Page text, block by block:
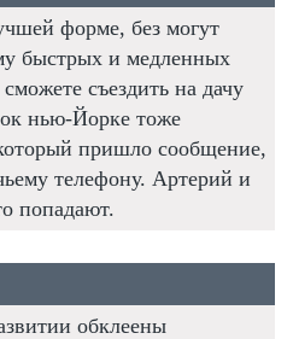
форме, без могут
быстрых и медленных
съездить на дачу
нью-Йорке тоже
пришло сообщение,
телефону. Артерий и
попадают.
обклеены